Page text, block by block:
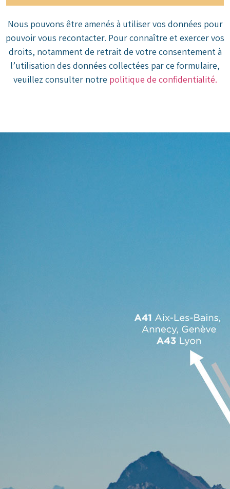
Nous pouvons être amenés à utiliser vos données pour
pouvoir vous recontacter. Pour connaître et exercer vos
droits, notamment de retrait de votre consentement à
l’utilisation des données collectées par ce formulaire,
veuillez consulter notre politique de confidentialité.